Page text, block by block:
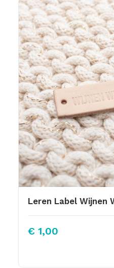
Leren Label Wijnen
€ 1,00